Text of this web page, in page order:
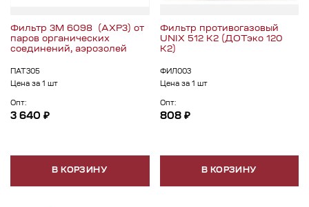
Фильтр 3М 6098 (AXP3) от
паров органических
соединений, аэрозолей
ПАТ305
Цена за 1 шт
Опт:
3 640 ₽
В КОРЗИНУ
Фильтр противогазовый
UNIX 512 K2 (ДОТэко 120
K2)
ФИЛ003
Цена за 1 шт
Опт:
808 ₽
В КОРЗИНУ